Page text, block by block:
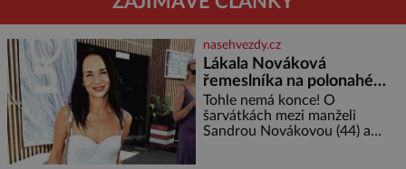
nasehvezdy.cz
Lákala Nováková
řemeslníka na polonahé
tělo!
Tohle nemá konce! O
šarvátkách mezi manželi
Sandrou Novákovou (44) a